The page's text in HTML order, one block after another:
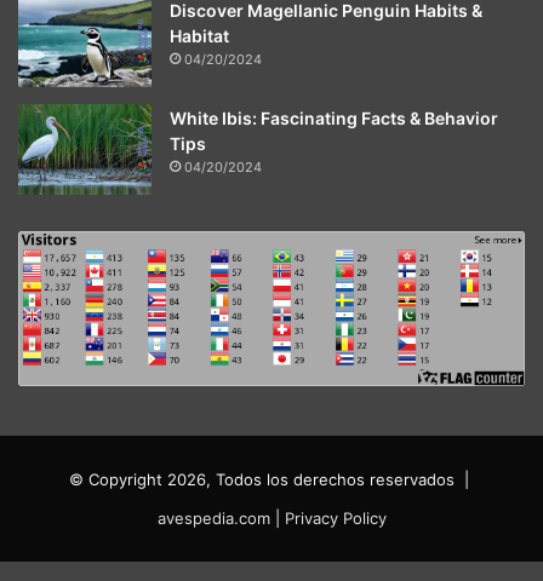
Discover Magellanic Penguin Habits &
Habitat
04/20/2024
White Ibis: Fascinating Facts & Behavior
Tips
04/20/2024
© Copyright 2026, Todos los derechos reservados |
avespedia.com| Privacy Policy